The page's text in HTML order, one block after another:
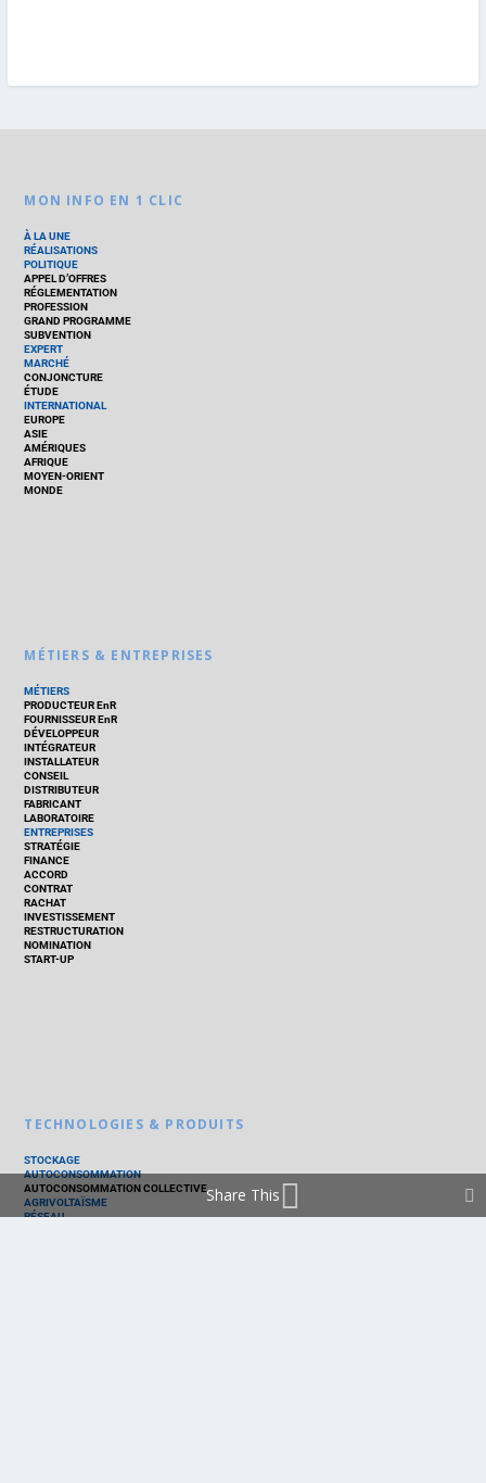
MON INFO EN 1 CLIC
À LA UNE
RÉALISATIONS
POLITIQUE
APPEL D’OFFRES
RÉGLEMENTATION
PROFESSION
GRAND PROGRAMME
SUBVENTION
EXPERT
MARCHÉ
CONJONCTURE
ÉTUDE
INTERNATIONAL
EUROPE
ASIE
AMÉRIQUES
AFRIQUE
MOYEN-ORIENT
MONDE
MÉTIERS & ENTREPRISES
MÉTIERS
PRODUCTEUR EnR
FOURNISSEUR EnR
DÉVELOPPEUR
INTÉGRATEUR
INSTALLATEUR
CONSEIL
DISTRIBUTEUR
FABRICANT
LABORATOIRE
ENTREPRISES
STRATÉGIE
FINANCE
ACCORD
CONTRAT
RACHAT
INVESTISSEMENT
RESTRUCTURATION
NOMINATION
START-UP
TECHNOLOGIES & PRODUITS
STOCKAGE
AUTOCONSOMMATION
AUTOCONSOMMATION COLLECTIVE
AGRIVOLTAÏSME
RÉSEAU
Share This